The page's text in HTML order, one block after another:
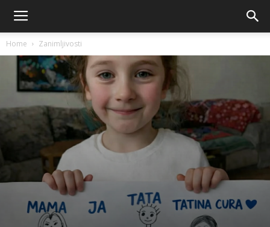
Home Zanimljivosti